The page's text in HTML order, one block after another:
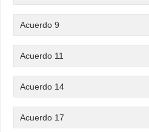
Acuerdo 9
Acuerdo 11
Acuerdo 14
Acuerdo 17